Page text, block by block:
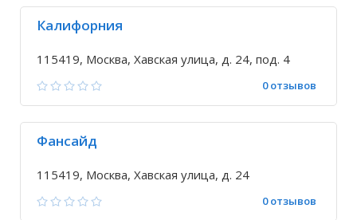
Калифорния
115419, Москва, Хавская улица, д. 24, под. 4
0 отзывов
Фансайд
115419, Москва, Хавская улица, д. 24
0 отзывов